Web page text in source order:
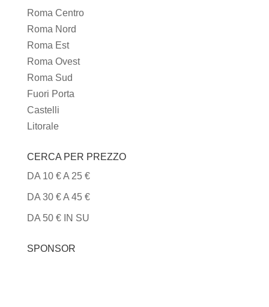
DI
CUCINA
Roma Centro
Roma Nord
Roma Est
Roma Ovest
Roma Sud
Fuori Porta
Castelli
Litorale
CERCA PER PREZZO
DA 10 € A 25 €
DA 30 € A 45 €
DA 50 € IN SU
SPONSOR